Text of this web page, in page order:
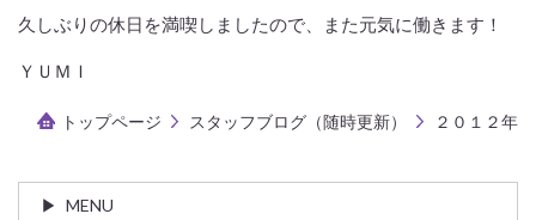
久しぶりの休日を満喫しましたので、また元気に働きます！
ＹＵＭＩ
トップページ スタッフブログ（随時更新） ２０１２年
MENU